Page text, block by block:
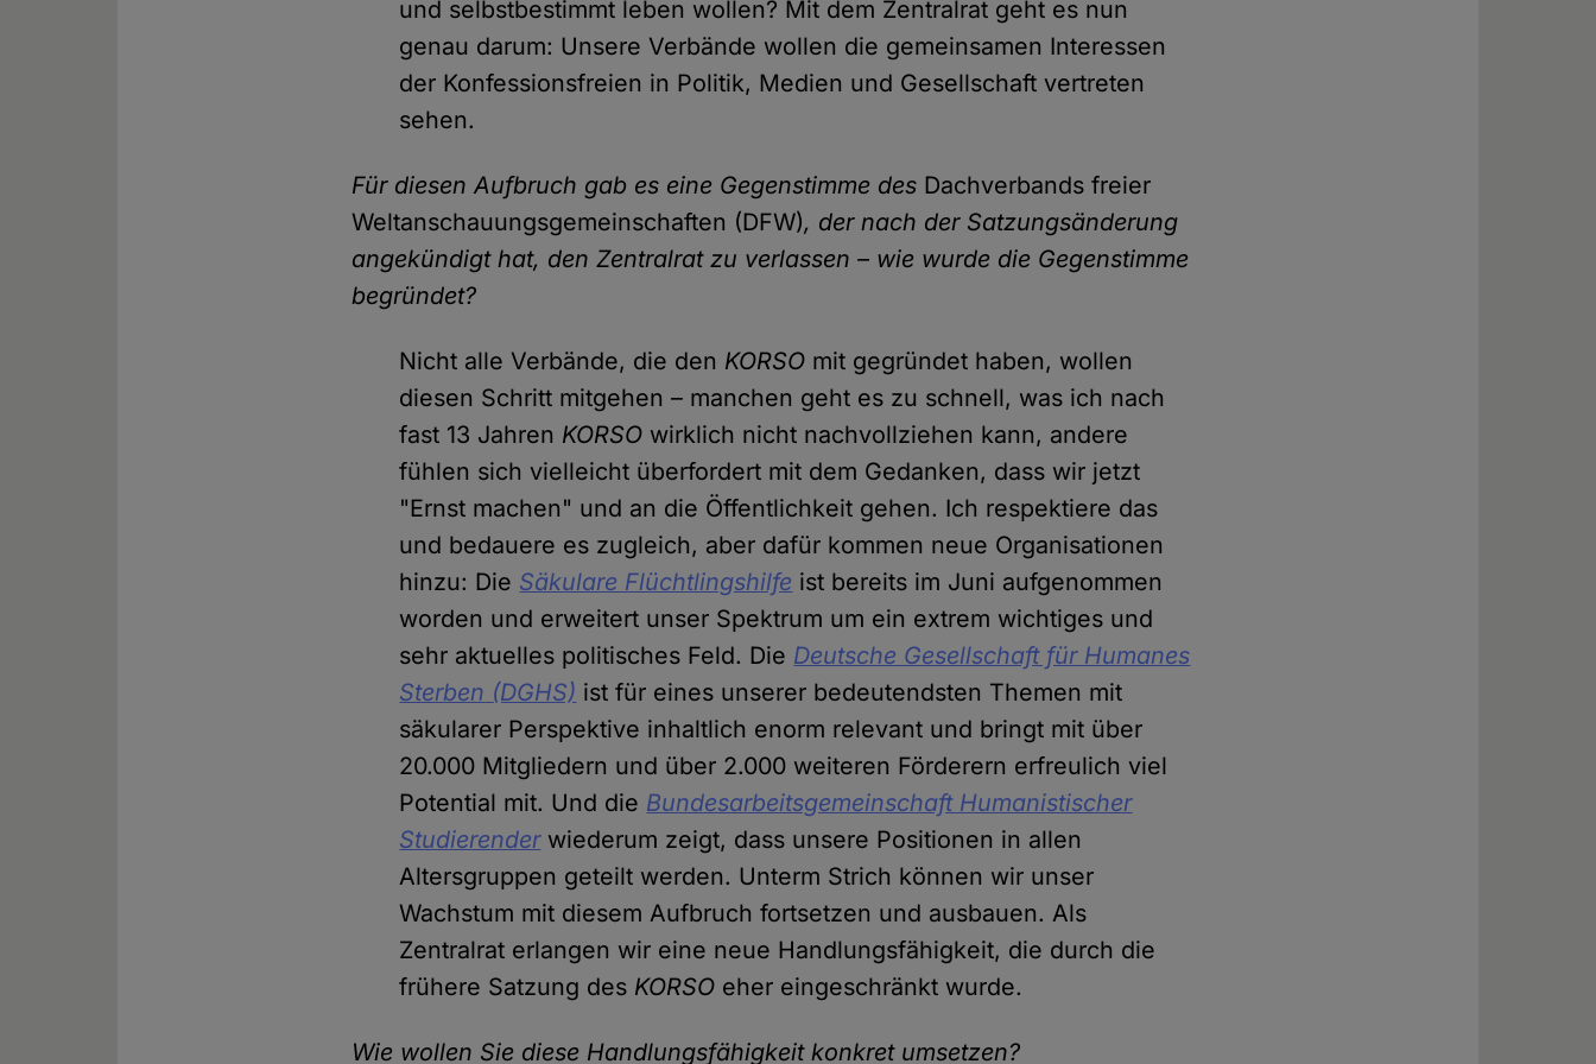
und selbstbestimmt leben wollen? Mit dem Zentralrat geht es nun
genau darum: Unsere Verbände wollen die gemeinsamen Interessen
der Konfessionsfreien in Politik, Medien und Gesellschaft vertreten
sehen.
Für diesen Aufbruch gab es eine Gegenstimme des Dachverbands freier
Weltanschauungsgemeinschaften (DFW), der nach der Satzungsänderung
angekündigt hat, den Zentralrat zu verlassen – wie wurde die Gegenstimme
begründet?
Nicht alle Verbände, die den KORSO mit gegründet haben, wollen
diesen Schritt mitgehen – manchen geht es zu schnell, was ich nach
fast 13 Jahren KORSO wirklich nicht nachvollziehen kann, andere
fühlen sich vielleicht überfordert mit dem Gedanken, dass wir jetzt
"Ernst machen" und an die Öffentlichkeit gehen. Ich respektiere das
und bedauere es zugleich, aber dafür kommen neue Organisationen
hinzu: Die Säkulare Flüchtlingshilfe ist bereits im Juni aufgenommen
worden und erweitert unser Spektrum um ein extrem wichtiges und
sehr aktuelles politisches Feld. Die Deutsche Gesellschaft für Humanes
Sterben (DGHS) ist für eines unserer bedeutendsten Themen mit
säkularer Perspektive inhaltlich enorm relevant und bringt mit über
20.000 Mitgliedern und über 2.000 weiteren Förderern erfreulich viel
Potential mit. Und die Bundesarbeitsgemeinschaft Humanistischer
Studierenderwiederum zeigt, dass unsere Positionen in allen
Altersgruppen geteilt werden. Unterm Strich können wir unser
Wachstum mit diesem Aufbruch fortsetzen und ausbauen. Als
Zentralrat erlangen wir eine neue Handlungsfähigkeit, die durch die
frühere Satzung des KORSO eher eingeschränkt wurde.
Wie wollen Sie diese Handlungsfähigkeit konkret umsetzen?